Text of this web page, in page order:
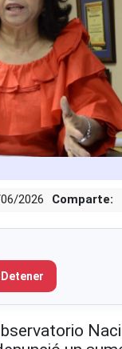
2026 Comparte:
Detener